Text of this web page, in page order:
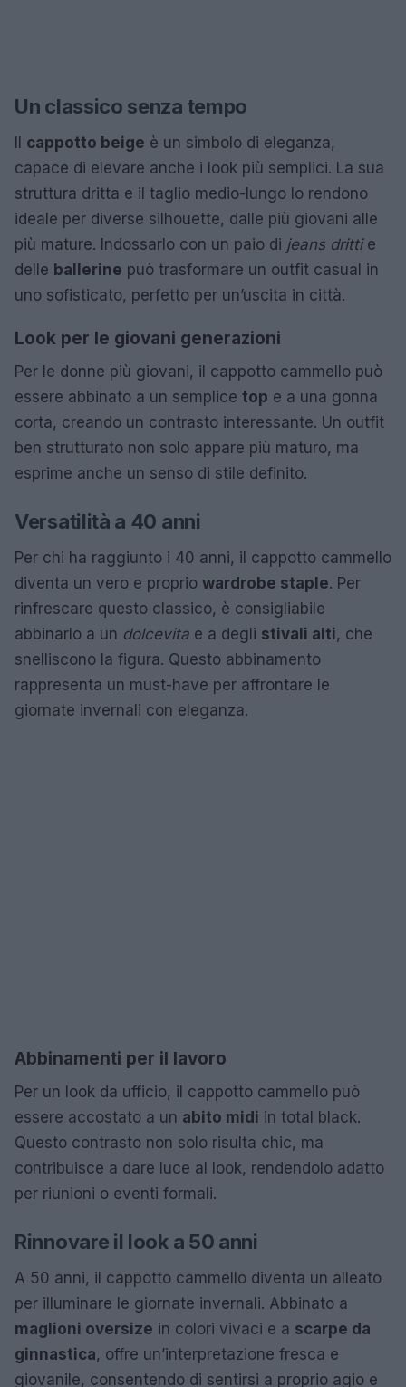
Un classico senza tempo
Il cappotto beige è un simbolo di eleganza,
capace di elevare anche i look più semplici. La sua
struttura dritta e il taglio medio-lungo lo rendono
ideale per diverse silhouette, dalle più giovani alle
più mature. Indossarlo con un paio di jeans drittie
delle ballerine può trasformare un outfit casual in
uno sofisticato, perfetto per un’uscita in città.
Look per le giovani generazioni
Per le donne più giovani, il cappotto cammello può
essere abbinato a un semplice top e a una gonna
corta, creando un contrasto interessante. Un outfit
ben strutturato non solo appare più maturo, ma
esprime anche un senso di stile definito.
Versatilità a 40 anni
Per chi ha raggiunto i 40 anni, il cappotto cammello
diventa un vero e proprio wardrobe staple. Per
rinfrescare questo classico, è consigliabile
abbinarlo a un dolcevita e a degli stivali alti, che
snelliscono la figura. Questo abbinamento
rappresenta un must-have per affrontare le
giornate invernali con eleganza.
Abbinamenti per il lavoro
Per un look da ufficio, il cappotto cammello può
essere accostato a un abito midi in total black.
Questo contrasto non solo risulta chic, ma
contribuisce a dare luce al look, rendendolo adatto
per riunioni o eventi formali.
Rinnovare il look a 50 anni
A 50 anni, il cappotto cammello diventa un alleato
per illuminare le giornate invernali. Abbinato a
maglioni oversize in colori vivaci e a scarpe da
ginnastica, offre un’interpretazione fresca e
giovanile, consentendo di sentirsi a proprio agio e